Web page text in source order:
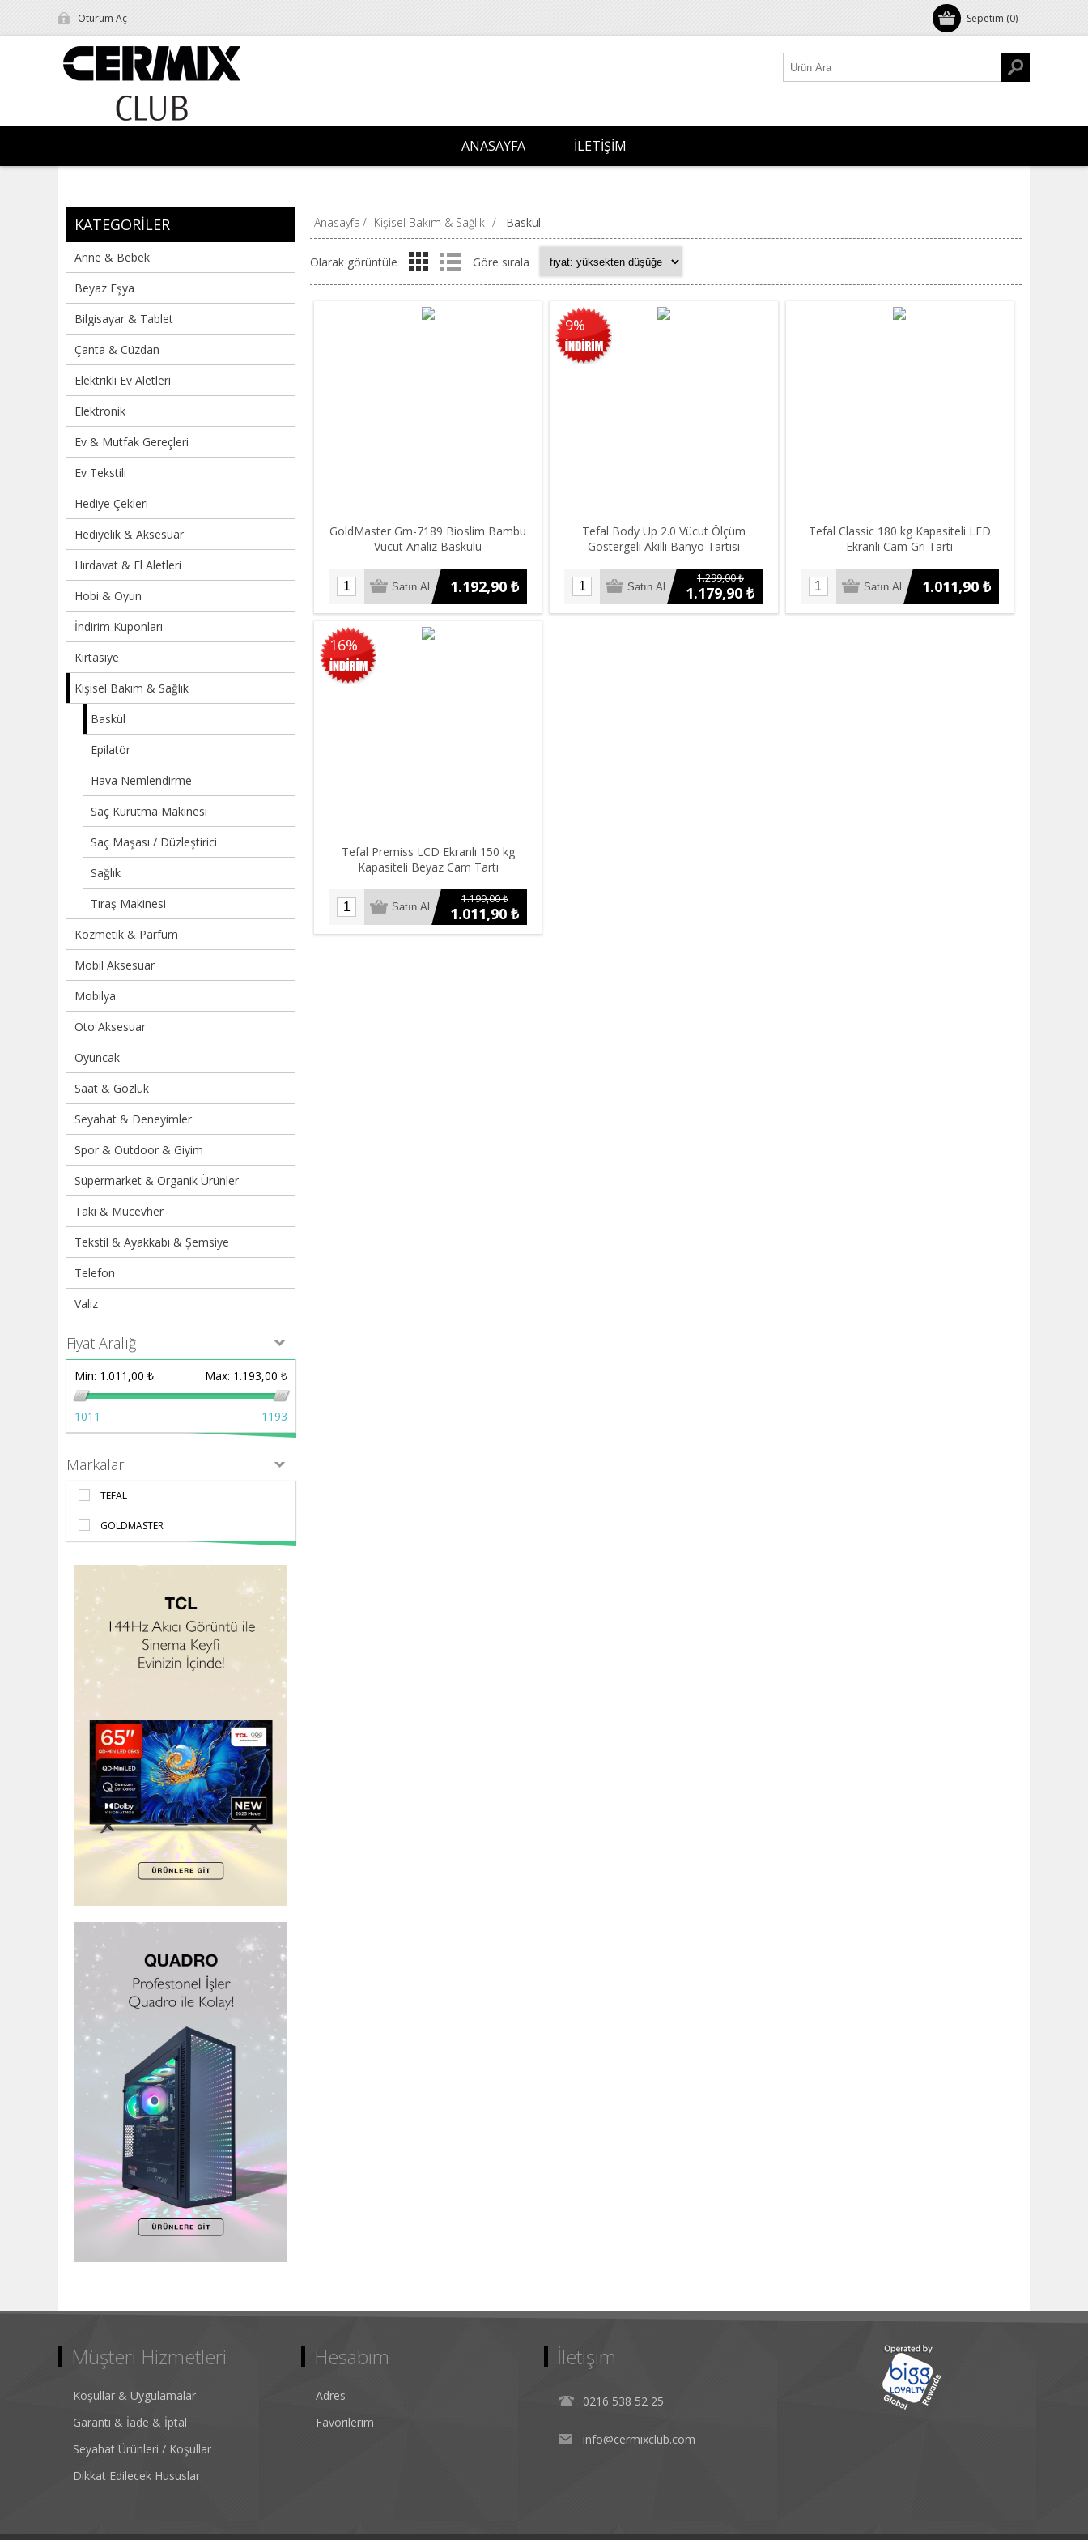
Sepetim (0)
Oturum Aç
ANASAYFA İLETIŞIM
KATEGORILER
Anne & Bebek
Beyaz Eşya
Bilgisayar & Tablet
Çanta & Cüzdan
Elektrikli Ev Aletleri
Elektronik
Ev & Mutfak Gereçleri
Ev Tekstili
Hediye Çekleri
Hediyelik & Aksesuar
Hırdavat & El Aletleri
Hobi & Oyun
İndirim Kuponları
Kırtasiye
Kişisel Bakım & Sağlık
Baskül
Epilatör
Hava Nemlendirme
Saç Kurutma Makinesi
Saç Maşası / Düzleştirici
Sağlık
Tıraş Makinesi
Kozmetik & Parfüm
Mobil Aksesuar
Mobilya
Oto Aksesuar
Oyuncak
Saat & Gözlük
Seyahat & Deneyimler
Spor & Outdoor & Giyim
Süpermarket & Organik Ürünler
Takı & Mücevher
Tekstil & Ayakkabı & Şemsiye
Telefon
Valiz
Fiyat Aralığı
Min: 1.011,00 ₺ Max: 1.193,00 ₺
1011 1193
Markalar
TEFAL
GOLDMASTER
Anasayfa / Kişisel Bakım & Sağlık / Baskül
Olarak görüntüle Göre sırala
GoldMaster Gm-7189 Bioslim Bambu
Vücut Analiz Baskülü
1.192,90 ₺
9%
Tefal Body Up 2.0 Vücut Ölçüm
Göstergeli Akıllı Banyo Tartısı
1.299,00 ₺
1.179,90 ₺
Tefal Classic 180 kg Kapasiteli LED
Ekranlı Cam Gri Tartı
1.011,90 ₺
16%
Tefal Premiss LCD Ekranlı 150 kg
Kapasiteli Beyaz Cam Tartı
1.199,00 ₺
1.011,90 ₺
Müşteri Hizmetleri
Koşullar & Uygulamalar
Garanti & İade & İptal
Seyahat Ürünleri / Koşullar
Dikkat Edilecek Hususlar
Hesabım
Adres
Favorilerim
İletişim
0216 538 52 25
info@cermixclub.com